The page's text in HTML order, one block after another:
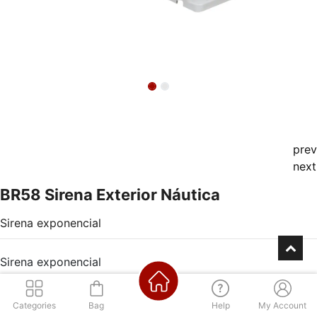
prev
next
BR58 Sirena Exterior Náutica
Sirena exponencial
Sirena exponencial
Categories Bag Help My Account